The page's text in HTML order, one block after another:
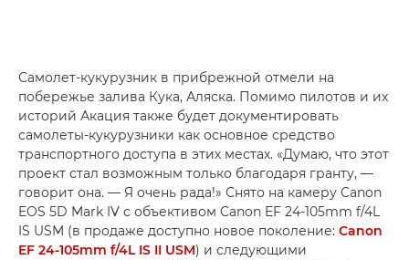
Самолет-кукурузник в прибрежной отмели на
побережье залива Кука, Аляска. Помимо пилотов и их
историй Акация также будет документировать
самолеты-кукурузники как основное средство
транспортного доступа в этих местах. «Думаю, что этот
проект стал возможным только благодаря гранту, —
говорит она. — Я очень рада!» Снято на камеру Canon
EOS 5D Mark IV с объективом Canon EF 24-105mm f/4L
IS USM (в продаже доступно новое поколение: Canon
EF 24-105mm f/4L IS II USM) и следующими